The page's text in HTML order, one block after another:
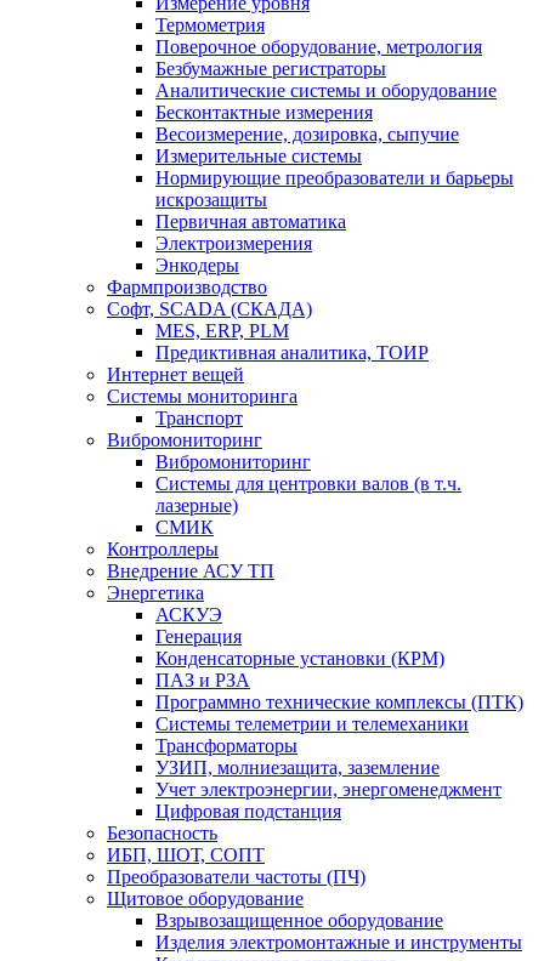
Термометрия
Поверочное оборудование, метрология
Безбумажные регистраторы
Аналитические системы и оборудование
Бесконтактные измерения
Весоизмерение, дозировка, сыпучие
Измерительные системы
Нормирующие преобразователи и барьеры
искрозащиты
Первичная автоматика
Электроизмерения
Энкодеры
Фармпроизводство
Софт, SCADA (СКАДА)
MES, ERP, PLM
Предиктивная аналитика, ТОИР
Интернет вещей
Системы мониторинга
Транспорт
Вибромониторинг
Вибромониторинг
Системы для центровки валов (в т.ч.
лазерные)
СМИК
Контроллеры
Внедрение АСУ ТП
Энергетика
АСКУЭ
Генерация
Конденсаторные установки (КРМ)
ПАЗ и РЗА
Программно технические комплексы (ПТК)
Системы телеметрии и телемеханики
Трансформаторы
УЗИП, молниезащита, заземление
Учет электроэнергии, энергоменеджмент
Цифровая подстанция
Безопасность
ИБП, ШОТ, СОПТ
Преобразователи частоты (ПЧ)
Щитовое оборудование
Взрывозащищенное оборудование
Изделия электромонтажные и инструменты